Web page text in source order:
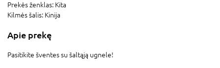
Prekės ženklas: Kita
Kilmės šalis: Kinija
Apie prekę
Pasitikite šventes su šaltąją ugnele!